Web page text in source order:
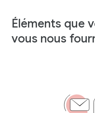
Éléments que
vous nous